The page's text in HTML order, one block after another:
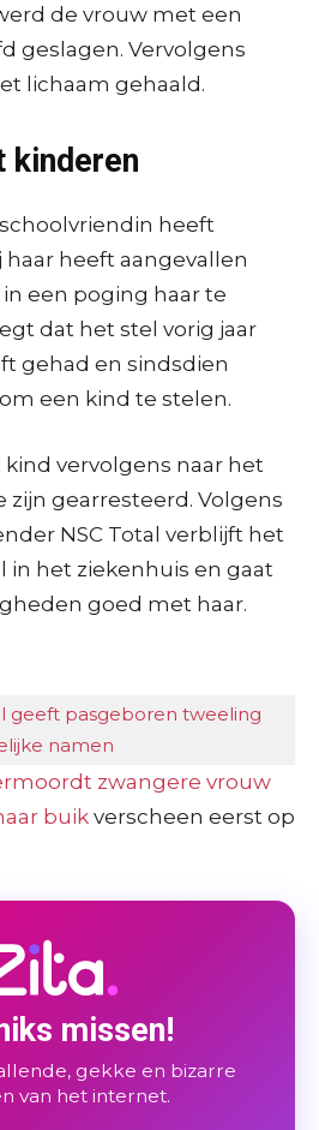
de vrouw met een
geslagen. Vervolgens
lichaam gehaald.
kinderen
heeft
heeft aangevallen
een poging haar te
dat het stel vorig jaar
gehad en sindsdien
een kind te stelen.
vervolgens naar het
zijn gearresteerd. Volgens
NSC Total verblijft het
het ziekenhuis en gaat
goed met haar.
geeft pasgeboren tweeling
namen
zwangere vrouw
buik verscheen eerst op
missen!
gekke en bizarre
van het internet.